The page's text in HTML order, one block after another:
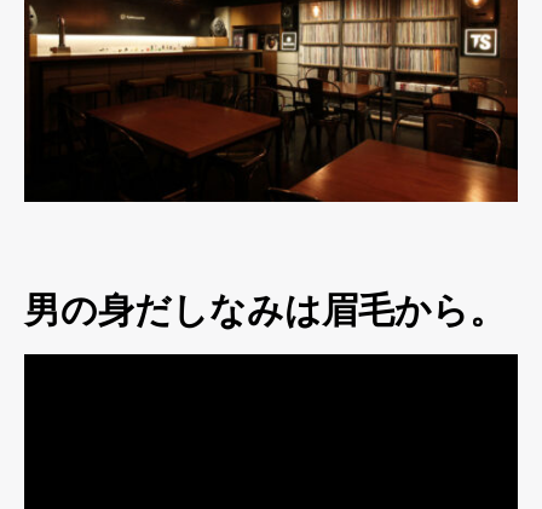
男の身だしなみは眉毛から。